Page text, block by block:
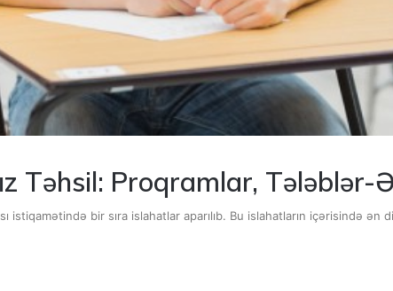
Təhsil: Proqramlar, Tələblər-
istiqamətində bir sıra islahatlar aparılıb. Bu islahatların içərisində